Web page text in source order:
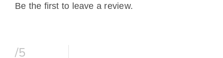
Be the first to leave a review.
/5